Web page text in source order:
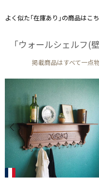
よく似た「在庫あり」の商品はこ
「ウォールシェルフ(
掲載商品はすべて一点